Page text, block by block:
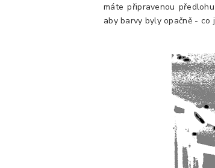
máte připravenou
aby barvy byly opačně -